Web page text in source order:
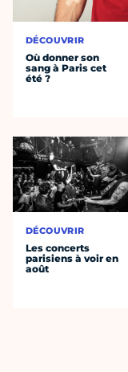
DÉCOUVRIR
Où donner son
sang à Paris cet
été ?
DÉCOUVRIR
Les concerts
parisiens à voir en
août